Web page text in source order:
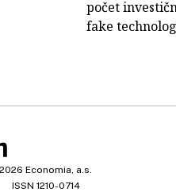
počet
fake
Economia, a.s.
ISSN 1210-0714